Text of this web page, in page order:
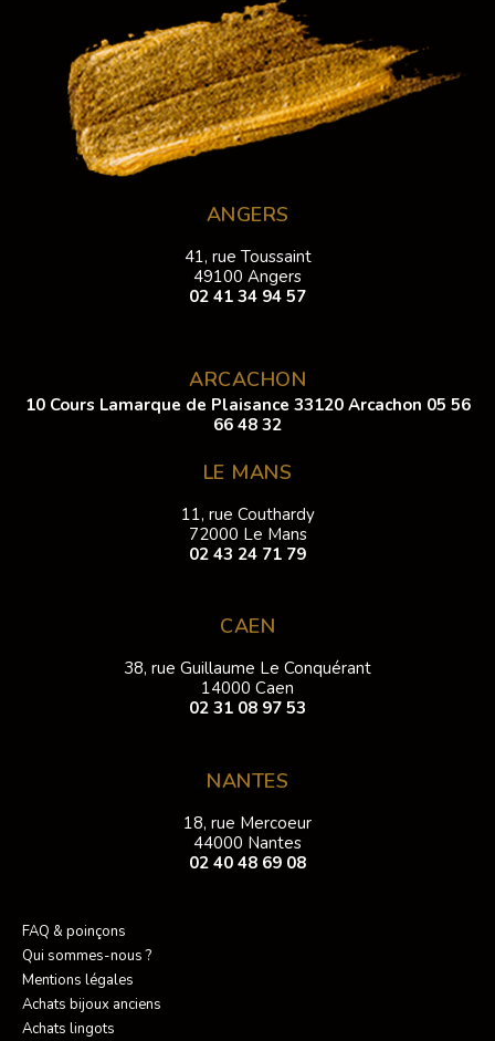
ANGERS
41, rue Toussaint
49100 Angers
02 41 34 94 57
ARCACHON
10 Cours Lamarque de Plaisance 33120 Arcachon 05 56
66 48 32
LE MANS
11, rue Couthardy
72000 Le Mans
02 43 24 71 79
CAEN
38, rue Guillaume Le Conquérant
14000 Caen
02 31 08 97 53
NANTES
18, rue Mercoeur
44000 Nantes
02 40 48 69 08
FAQ & poinçons
Qui sommes-nous ?
Mentions légales
Achats bijoux anciens
Achats lingots